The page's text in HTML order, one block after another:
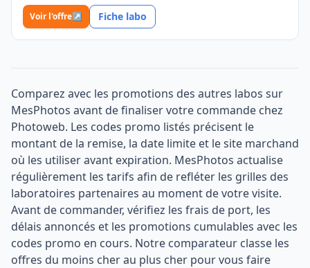
Voir l'offre↗ Fiche labo
Comparez avec les promotions des autres labos sur
MesPhotos avant de finaliser votre commande chez
Photoweb. Les codes promo listés précisent le
montant de la remise, la date limite et le site marchand
où les utiliser avant expiration. MesPhotos actualise
régulièrement les tarifs afin de refléter les grilles des
laboratoires partenaires au moment de votre visite.
Avant de commander, vérifiez les frais de port, les
délais annoncés et les promotions cumulables avec les
codes promo en cours. Notre comparateur classe les
offres du moins cher au plus cher pour vous faire